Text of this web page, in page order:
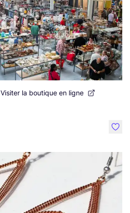
Visiter la boutique en ligne
like